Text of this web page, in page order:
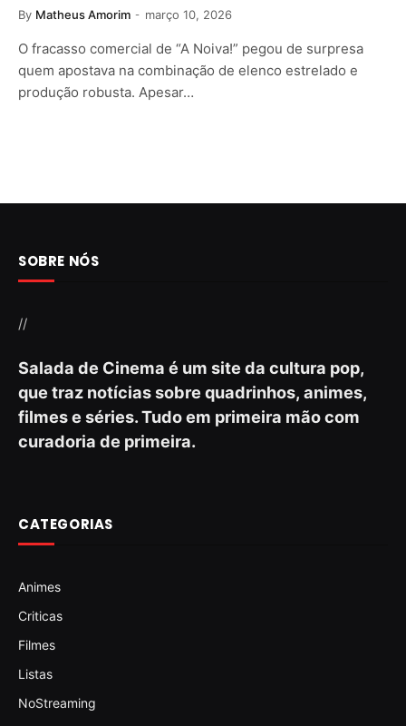
By Matheus Amorim março 10, 2026
O fracasso comercial de “A Noiva!” pegou de surpresa
quem apostava na combinação de elenco estrelado e
produção robusta. Apesar…
SOBRE NÓS
//
Salada de Cinema é um site da cultura pop,
que traz notícias sobre quadrinhos, animes,
filmes e séries. Tudo em primeira mão com
curadoria de primeira.
CATEGORIAS
Animes
Criticas
Filmes
Listas
NoStreaming